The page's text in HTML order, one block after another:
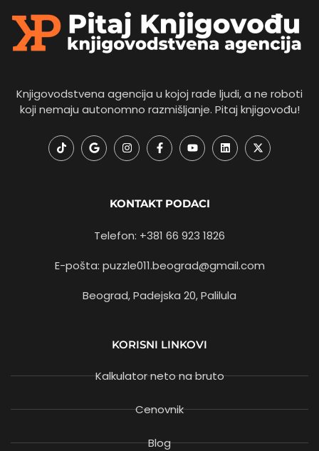
Knjigovodstvena agencija u kojoj rade ljudi, a ne roboti
koji nemaju autonomno razmišljanje. Pitaj knjigovođu!
KONTAKT PODACI
Telefon: +381 66 923 1826
E-pošta: puzzle011.beograd@gmail.com
Beograd, Padejska 20, Palilula
KORISNI LINKOVI
Kalkulator neto na bruto
Cenovnik
Blog